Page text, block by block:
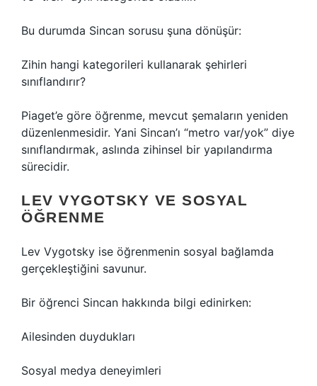
Bu durumda Sincan sorusu şuna dönüşür:
Zihin hangi kategorileri kullanarak şehirleri
sınıflandırır?
Piaget’e göre öğrenme, mevcut şemaların yeniden
düzenlenmesidir. Yani Sincan’ı “metro var/yok” diye
sınıflandırmak, aslında zihinsel bir yapılandırma
sürecidir.
LEV VYGOTSKY VE SOSYAL
ÖĞRENME
Lev Vygotsky ise öğrenmenin sosyal bağlamda
gerçekleştiğini savunur.
Bir öğrenci Sincan hakkında bilgi edinirken:
Ailesinden duydukları
Sosyal medya deneyimleri